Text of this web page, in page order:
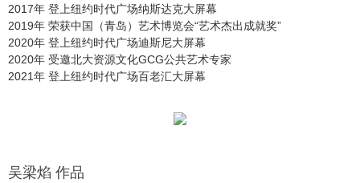
2017年 登上纽约时代广场纳斯达克大屏幕
2019年 荣获中国（青岛）艺术博览会“艺术杰出成就奖”
2020年 登上纽约时代广场迪斯尼大屏幕
2020年 受邀北大资源文化GCG公共艺术专家
2021年 登上纽约时代广场百老汇大屏幕
吴梁焰 作品